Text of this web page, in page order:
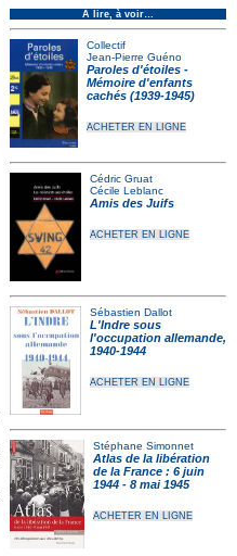
À lire, à voir…
Collectif
Jean-Pierre Guéno
Paroles d'étoiles -
Mémoire d'enfants
cachés (1939-1945)
ACHETER EN LIGNE
Cédric Gruat
Cécile Leblanc
Amis des Juifs
ACHETER EN LIGNE
Sébastien Dallot
L'Indre sous
l'occupation allemande,
1940-1944
ACHETER EN LIGNE
Stéphane Simonnet
Atlas de la libération
de la France : 6 juin
1944 - 8 mai 1945
ACHETER EN LIGNE